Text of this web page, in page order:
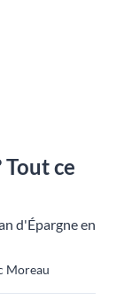
ce
d'Épargne en
Moreau